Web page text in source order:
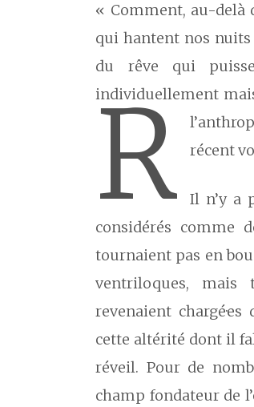
« Comment, au-delà
qui hantent nos
du rêve qui
individuellement
R
récent
Il n’y a
considérés comme
tournaient pas en
ventriloques, mais
revenaient
cette altérité dont il
réveil. Pour de
champ fondateur de